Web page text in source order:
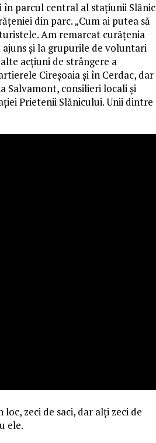
în parcul central al stațiunii Slănic
din parc. „Cum ai putea să
Am remarcat curățenia
și la grupurile de voluntari
acțiuni de strângere a
Cireșoaia și în Cerdac, dar
Salvamont, consilieri locali și
Prietenii Slănicului. Unii dintre
zeci de saci, dar alți zeci de
ele.